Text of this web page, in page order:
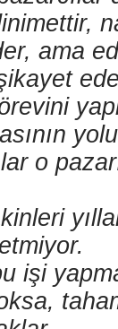
ama
o
işi